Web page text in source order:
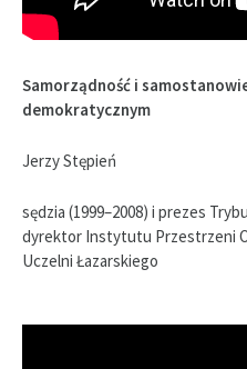
Samorządność i
demokratycznym
Jerzy Stępień
sędzia (1999–2008) i prezes
dyrektor Instytutu Przestrzeni
Uczelni Łazarskiego